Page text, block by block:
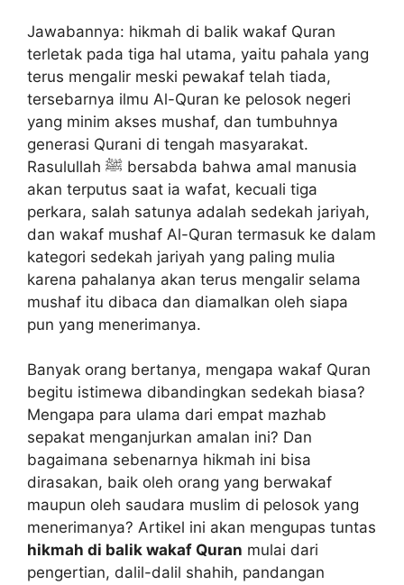
Jawabannya: hikmah di balik wakaf Quran
terletak pada tiga hal utama, yaitu pahala yang
terus mengalir meski pewakaf telah tiada,
tersebarnya ilmu Al-Quran ke pelosok negeri
yang minim akses mushaf, dan tumbuhnya
generasi Qurani di tengah masyarakat.
Rasulullah ﷺ bersabda bahwa amal manusia
akan terputus saat ia wafat, kecuali tiga
perkara, salah satunya adalah sedekah jariyah,
dan wakaf mushaf Al-Quran termasuk ke dalam
kategori sedekah jariyah yang paling mulia
karena pahalanya akan terus mengalir selama
mushaf itu dibaca dan diamalkan oleh siapa
pun yang menerimanya.
Banyak orang bertanya, mengapa wakaf Quran
begitu istimewa dibandingkan sedekah biasa?
Mengapa para ulama dari empat mazhab
sepakat menganjurkan amalan ini? Dan
bagaimana sebenarnya hikmah ini bisa
dirasakan, baik oleh orang yang berwakaf
maupun oleh saudara muslim di pelosok yang
menerimanya? Artikel ini akan mengupas tuntas
hikmah di balik wakaf Quran mulai dari
pengertian, dalil-dalil shahih, pandangan